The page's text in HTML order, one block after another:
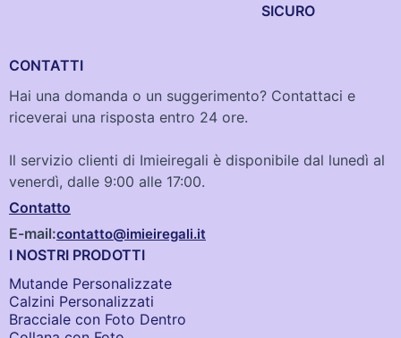
SICURO
CONTATTI
Hai una domanda o un suggerimento? Contattaci e
riceverai una risposta entro 24 ore.
Il servizio clienti di Imieiregali è disponibile dal lunedì al
venerdì, dalle 9:00 alle 17:00.
Contatto
E-mail:contatto@imieiregali.it
I NOSTRI PRODOTTI
Mutande Personalizzate
Calzini Personalizzati
Bracciale con Foto Dentro​